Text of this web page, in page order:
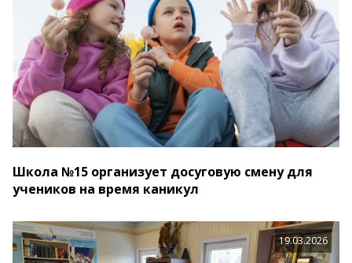
Школа №15 организует досуговую смену для
учеников на время каникул
19.03.2026